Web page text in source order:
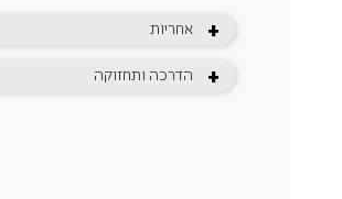
+ אחריות
+ הדרכה ותחזוקה